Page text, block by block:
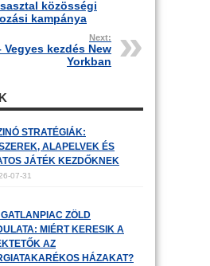
közösségi
kampánya
Next:
Vegyes kezdés New
Yorkban
STRATÉGIÁK:
ALAPELVEK ÉS
JÁTÉK KEZDŐKNEK
07-31
ZÖLD
MIÉRT KERESIK A
AZ
HÁZAKAT?